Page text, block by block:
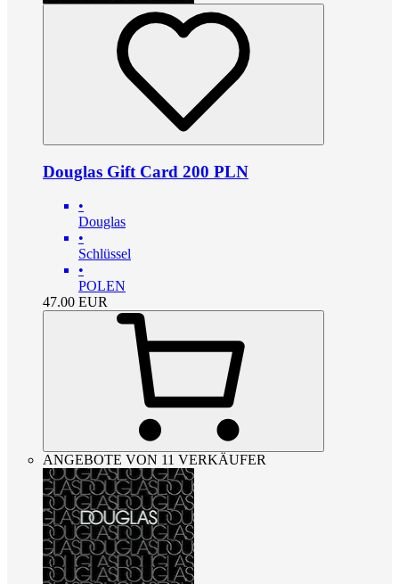
Douglas Gift Card 200 PLN
•
Douglas
•
Schlüssel
•
POLEN
47.00 EUR
ANGEBOTE VON 11 VERKÄUFER